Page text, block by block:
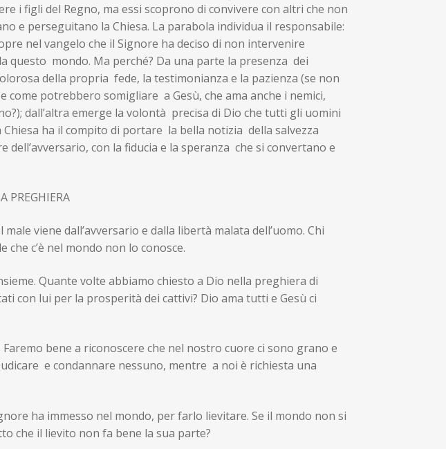
i figli del Regno, ma essi scoprono di convivere con altri che non
e perseguitano la Chiesa. La parabola individua il responsabile:
nel vangelo che il Signore ha deciso di non intervenire
questo mondo. Ma perché? Da una parte la presenza dei
della propria fede, la testimonianza e la pazienza (se non
come potrebbero somigliare a Gesù, che ama anche i nemici,
dall’altra emerge la volontà precisa di Dio che tutti gli uomini
ha il compito di portare la bella notizia della salvezza
con la fiducia e la speranza che si convertano e
PREGHIERA
viene dall’avversario e dalla libertà malata dell’uomo. Chi
che c’è nel mondo non lo conosce.
Quante volte abbiamo chiesto a Dio nella preghiera di
con lui per la prosperità dei cattivi? Dio ama tutti e Gesù ci
bene a riconoscere che nel nostro cuore ci sono grano e
e condannare nessuno, mentre a noi è richiesta una
ha immesso nel mondo, per farlo lievitare. Se il mondo non si
che il lievito non fa bene la sua parte?